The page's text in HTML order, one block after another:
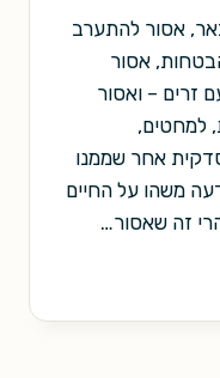
אסור להתערב
אסור
זרים – ואסור
למחטים,
אחר שממנו
משהו על החיים
זה שאסור…